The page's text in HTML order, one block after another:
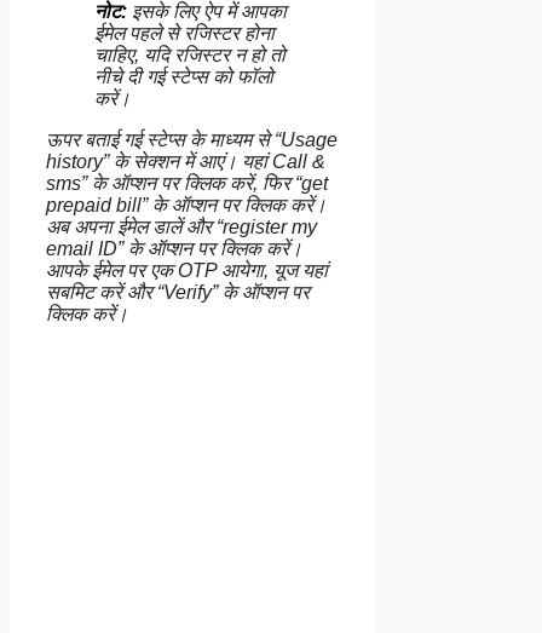
नोट: इसके लिए ऐप में आपका
ईमेल पहले से रजिस्टर होना
चाहिए, यदि रजिस्टर न हो तो
नीचे दी गई स्टेप्स को फॉलो
करें।
ऊपर बताई गई स्टेप्स के माध्यम से “Usage
history” के सेक्शन में आएं। यहां Call &
sms” के ऑप्शन पर क्लिक करें, फिर “get
prepaid bill” के ऑप्शन पर क्लिक करें।
अब अपना ईमेल डालें और “register my
email ID” के ऑप्शन पर क्लिक करें।
आपके ईमेल पर एक OTP आयेगा, यूज यहां
सबमिट करें और “Verify” के ऑप्शन पर
क्लिक करें।